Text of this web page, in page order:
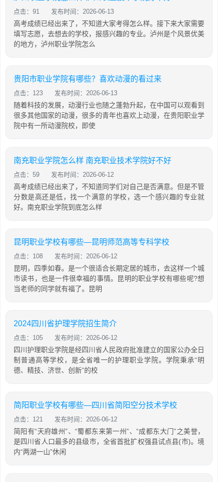
点击：91 发布时间：2026-06-13
高考成绩已经出来了，不知道大家考得怎么样。接下来大家需要
填写志愿，去想去的学校，报感兴趣的专业。泸州是个风景优美
的地方，泸州职业学院怎么
贵阳市职业学院有哪些？喜欢动漫的看过来
点击：123 发布时间：2026-06-13
随着科技的发展，动漫行业也随之蓬勃升起，在中国可以观看到
很多其他国家的动漫，很多的青年也喜欢上动漫，在贵阳职业学
院中有一所动漫院校，即使
南充职业学院怎么样 南充职业技术学院好不好
点击：59 发布时间：2026-06-12
高考成绩已经出来了，不知道同学们对自己是否满意。但是不管
分数是高还是低，找一个满意的学校，选一个感兴趣的专业就
好。南充职业学院到底怎么样
昆明职业学校有哪些—昆明师范高等专科学校
点击：108 发布时间：2026-06-12
昆明，四季如春。是一个很适合长期定居的城市，去这样一个城
市读书，也是一件很幸福的事情。昆明的职业学校有哪些呢?想
当老师的同学就有福了。昆明
2024四川省护理学院招生简介
点击：105 发布时间：2026-06-12
四川护理职业学院是经四川省人民政府批准建立的国家公办全日
制普通高等学校，是全省唯一的护理职业学院。学院秉承“明
德、精技、济世、创新”的校
简阳职业学校有哪些—四川省简阳空分技术学校
点击：121 发布时间：2026-06-12
简阳有“天府雄州”、“蜀都东来第一州”、“成都东大门”之美誉，
是四川省人口最多的县级市，全省首批扩权强县试点县(市)。境
内“两湖一山”休闲